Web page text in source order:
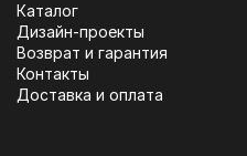
Каталог
Дизайн-проекты
Возврат и гарантия
Контакты
Доставка и оплата